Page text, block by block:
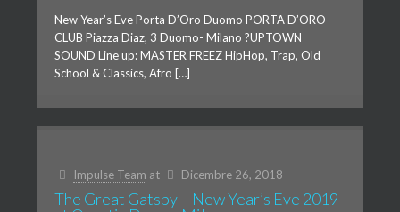
New Year’s Eve Porta D’Oro Duomo PORTA D’ORO
CLUB Piazza Diaz, 3 Duomo- Milano ?UPTOWN
SOUND Line up: MASTER FREEZ HipHop, Trap, Old
School & Classics, Afro […]
Impulse Team at Dicembre 26, 2018
The Great Gatsby – New Year’s Eve 2019